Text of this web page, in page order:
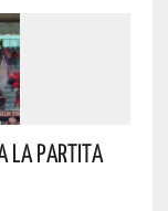
La Partita